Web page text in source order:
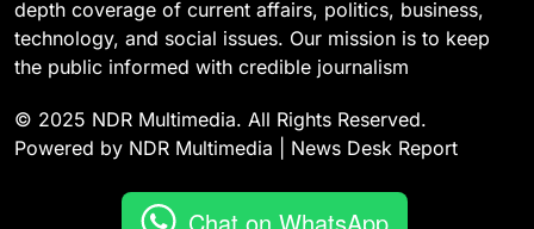
depth coverage of current affairs, politics, business,
technology, and social issues. Our mission is to keep
the public informed with credible journalism
© 2025 NDR Multimedia. All Rights Reserved.
Powered by NDR Multimedia | News Desk Report